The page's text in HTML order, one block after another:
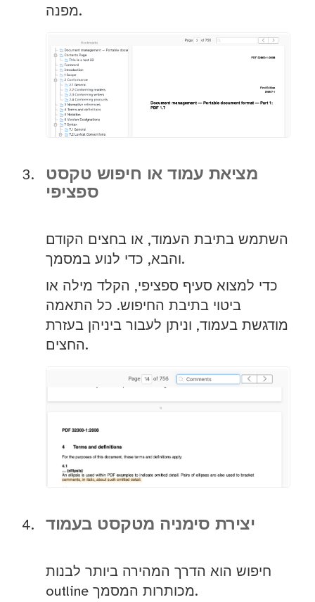
מפנה.
מציאת עמוד או חיפוש טקסט
ספציפי
השתמש בתיבת העמוד, או בחצים הקודם
והבא, כדי לנוע במסמך.
כדי למצוא סעיף ספציפי, הקלד מילה או
ביטוי בתיבת החיפוש. כל התאמה
מודגשת בעמוד, וניתן לעבור ביניהן בעזרת
החצים.
יצירת סימניה מטקסט בעמוד
חיפוש הוא הדרך המהירה ביותר לבנות
outline מכותרות המסמך.